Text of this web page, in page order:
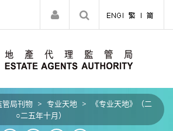
管局刊物 > 专业天地 >
《专业天地》（二
○二五年十月）